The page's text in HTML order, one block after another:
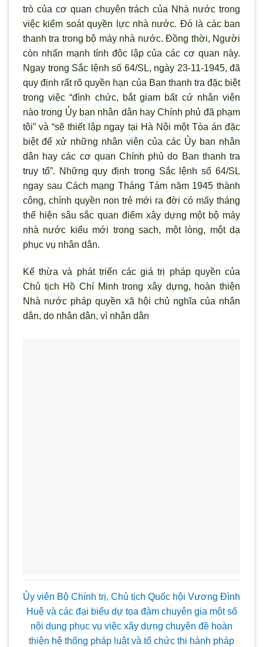
trò của cơ quan chuyên trách của Nhà nước trong
việc kiểm soát quyền lực nhà nước. Đó là các ban
thanh tra trong bộ máy nhà nước. Đồng thời, Người
còn nhấn mạnh tính độc lập của các cơ quan này.
Ngay trong Sắc lệnh số 64/SL, ngày 23-11-1945, đã
quy định rất rõ quyền hạn của Ban thanh tra đặc biệt
trong việc “đình chức, bắt giam bất cứ nhân viên
nào trong Ủy ban nhân dân hay Chính phủ đã phạm
tội” và “sẽ thiết lập ngay tại Hà Nội một Tòa án đặc
biệt để xử những nhân viên của các Ủy ban nhân
dân hay các cơ quan Chính phủ do Ban thanh tra
truy tố”. Những quy định trong Sắc lệnh số 64/SL
ngay sau Cách mạng Tháng Tám năm 1945 thành
công, chính quyền non trẻ mới ra đời có mấy tháng
thể hiện sâu sắc quan điểm xây dựng một bộ máy
nhà nước kiểu mới trong sạch, một lòng, một dạ
phục vụ nhân dân.
Kế thừa và phát triển các giá trị pháp quyền của
Chủ tịch Hồ Chí Minh trong xây dựng, hoàn thiện
Nhà nước pháp quyền xã hội chủ nghĩa của nhân
dân, do nhân dân, vì nhân dân
Ủy viên Bộ Chính trị, Chủ tịch Quốc hội Vương Đình
Huệ và các đại biểu dự tọa đàm chuyên gia một số
nội dung phục vụ việc xây dựng chuyên đề hoàn
thiện hệ thống pháp luật và tổ chức thi hành pháp